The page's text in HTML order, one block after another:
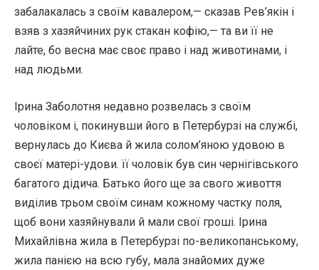
забалакалась з своїм кавалером,— сказав Рев’якін і
взяв з хазяйчиних рук стакан кофію,— та ви її не
лайте, бо весна має своє право і над животинами, і
над людьми.
Ірина Заболотня недавно розвелась з своїм
чоловіком і, покинувши його в Петербурзі на службі,
вернулась до Києва й жила солом’яною удовою в
своєї матері-удови. її чоловік був син чернігівського
багатого дідича. Батько його ще за свого живоття
виділив трьом своїм синам кожному частку поля,
щоб вони хазяйнували й мали свої гроші. Ірина
Михайлівна жила в Петербурзі по-великопанському,
жила панією на всю губу, мала знайомих дуже